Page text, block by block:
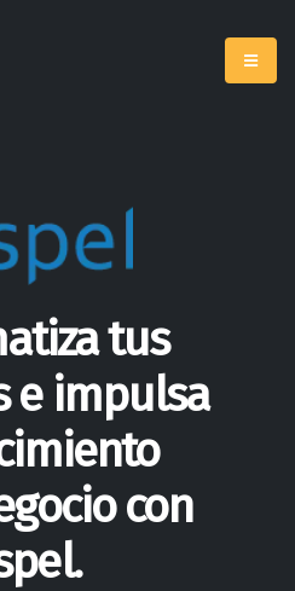
tus
e impulsa
con